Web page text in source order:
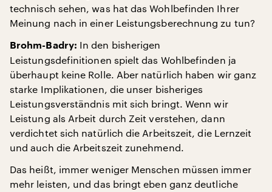
technisch sehen, was hat das Wohlbefinden Ihrer
Meinung nach in einer Leistungsberechnung zu tun?
Brohm-Badry: In den bisherigen
Leistungsdefinitionen spielt das Wohlbefinden ja
überhaupt keine Rolle. Aber natürlich haben wir ganz
starke Implikationen, die unser bisheriges
Leistungsverständnis mit sich bringt. Wenn wir
Leistung als Arbeit durch Zeit verstehen, dann
verdichtet sich natürlich die Arbeitszeit, die Lernzeit
und auch die Arbeitszeit zunehmend.
Das heißt, immer weniger Menschen müssen immer
mehr leisten, und das bringt eben ganz deutliche